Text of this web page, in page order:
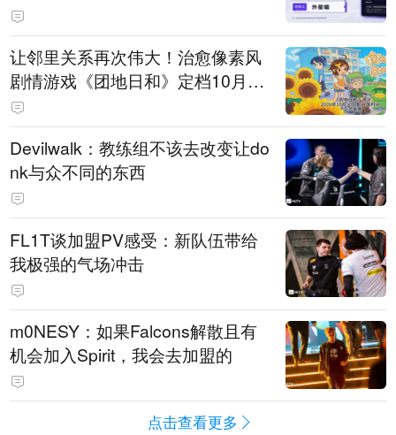
让邻里关系再次伟大！治愈像素风
剧情游戏《团地日和》定档10月30
日发售
Devilwalk：教练组不该去改变让do
nk与众不同的东西
FL1T谈加盟PV感受：新队伍带给
我极强的气场冲击
m0NESY：如果Falcons解散且有
机会加入Spirit，我会去加盟的
点击查看更多